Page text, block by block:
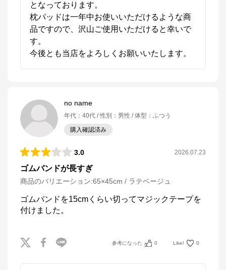
となっております。
枕パッドは一年中お使いいただけるような商
品ですので、沢山ご使用いただけると幸いで
す。
今後とも当店をよろしくお願いいたします。
no name
年代 ： 40代 性別 ： 男性 体型 ： ふつう
購入確認済み
3.0 2026.07.23
ゴムバンドが長すぎ
商品のバリエーション:65×45cm / ラテベージュ
ゴムバンドを15cmくらい切ってマジックテープを
付けました。
参考になった 0 Like! 0